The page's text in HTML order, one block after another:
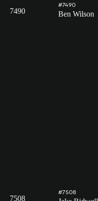
7490
#7490
Ben Wilson
7508
#7508